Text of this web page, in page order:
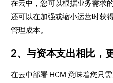
在云中，您可以根据业务需求
还可以在加强或缩小运营时获
管理成本。
2、与资本支出相比，
在云中部署 HCM 意味着您只